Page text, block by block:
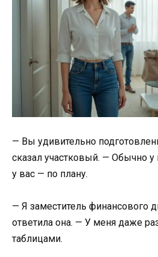
— Вы удивительно
сказал участковый. — Обычно у
у вас — по плану.
— Я заместитель финансового
ответила она. — У меня даже
таблицами.